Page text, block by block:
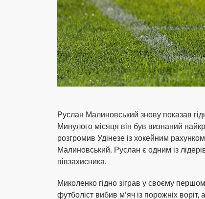
Руслан Малиновський знову показав
Минулого місяця він був визнаний
розгромив Удінезе із хокейним
Малиновський. Руслан є одним із
півзахисника.
Миколенко гідно зіграв у своєму
футболіст вибив м’яч із порожніх